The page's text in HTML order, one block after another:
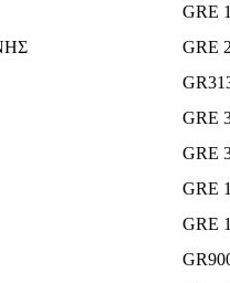
GRE
GRE
GRE
GRE
GRE
GRE